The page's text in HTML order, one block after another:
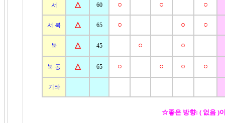
서 △ 60 ○ ○ ○
서 북 △ 65 ○ ○ ○
북 △ 45 ○ ○
북 동 △ 65 ○ ○ ○ ○
기타
☆좋은 방향: ( 없음 )